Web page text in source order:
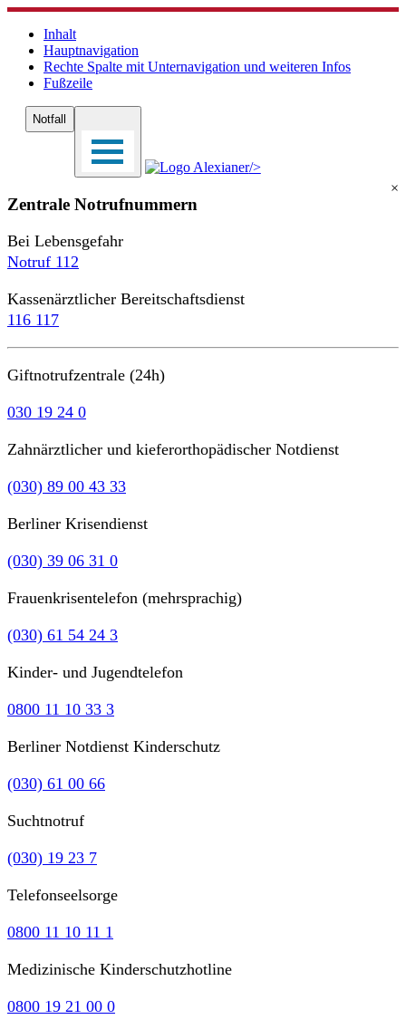
Inhalt
Hauptnavigation
Rechte Spalte mit Unternavigation und weiteren Infos
Fußzeile
/>
Notfall
×
Zentrale Notrufnummern
Bei Lebensgefahr
Notruf 112
Kassenärztlicher Bereitschaftsdienst
116 117
Giftnotrufzentrale (24h)
030 19 24 0
Zahnärztlicher und kieferorthopädischer Notdienst
(030) 89 00 43 33
Berliner Krisendienst
(030) 39 06 31 0
Frauenkrisentelefon (mehrsprachig)
(030) 61 54 24 3
Kinder- und Jugendtelefon
0800 11 10 33 3
Berliner Notdienst Kinderschutz
(030) 61 00 66
Suchtnotruf
(030) 19 23 7
Telefonseelsorge
0800 11 10 11 1
Medizinische Kinderschutzhotline
0800 19 21 00 0